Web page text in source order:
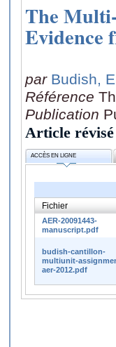
The
Evidence
par Budish,
Référence
Publication
Article
ACCÈS EN LIGNE
Fichier
AER-20091443-
manuscript.pdf
budish-cantillon-
multiunit-
aer-2012.pdf